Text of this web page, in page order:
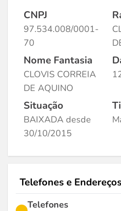
CNPJ
97.534.008/0001-
70
Nome Fantasia
CLOVIS CORREIA
DE AQUINO
Situação
BAIXADA desde
30/10/2015
Telefones e Endereços
Telefones